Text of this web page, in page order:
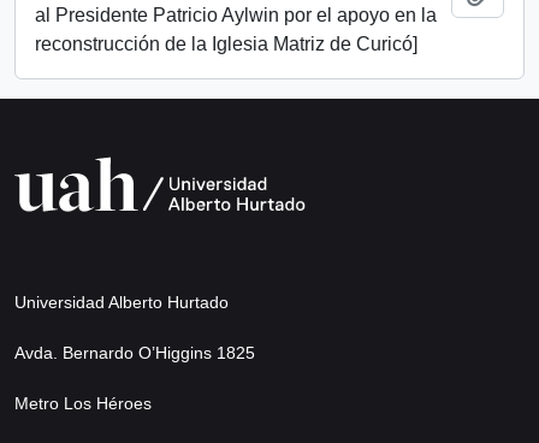
al Presidente Patricio Aylwin por el apoyo en la
reconstrucción de la Iglesia Matriz de Curicó]
Universidad Alberto Hurtado
Avda. Bernardo O’Higgins 1825
Metro Los Héroes